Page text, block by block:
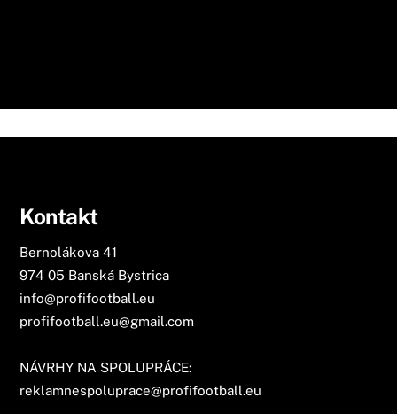
Kontakt
Bernolákova 41
974 05 Banská Bystrica
info@profifootball.eu
profifootball.eu@gmail.com
NÁVRHY NA SPOLUPRÁCE:
reklamnespoluprace@profifootball.eu